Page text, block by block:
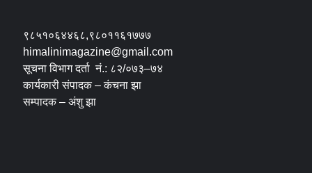
९८५१०६४४६८,९८०११६१७७७
himalinimagazine@gmail.com
सूचना विभाग दर्ता नं.: ८२/०७३–७४
कार्यकारी संपादक – कंचना झा
सम्पादक – अंशु झा